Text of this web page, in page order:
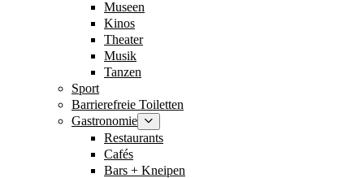
Museen
Kinos
Theater
Musik
Tanzen
Sport
Barrierefreie Toiletten
Gastronomie
Restaurants
Cafés
Bars + Kneipen